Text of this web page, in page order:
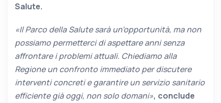
Salute.
«Il Parco della Salute sarà un’opportunità, ma non
possiamo permetterci di aspettare anni senza
affrontare i problemi attuali. Chiediamo alla
Regione un confronto immediato per discutere
interventi concreti e garantire un servizio sanitario
efficiente già oggi, non solo domani», conclude